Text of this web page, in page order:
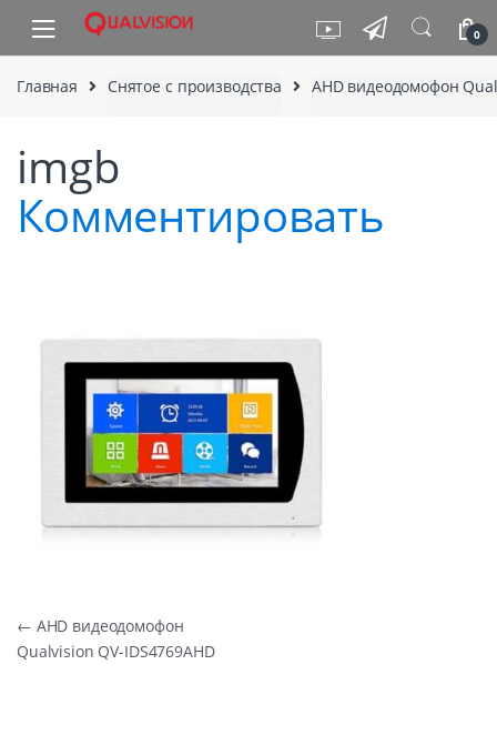
Skip to navigation
Skip to content
0
Главная Снятое с производства AHD видеодомофон
imgb
Комментировать
Навигация по записям
← AHD видеодомофон
Qualvision QV-IDS4769AHD